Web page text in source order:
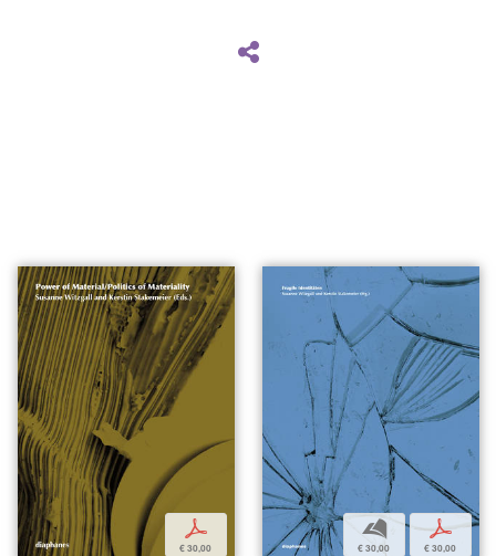
p
€ 30,00
b
€ 30,00
p
€ 30,00